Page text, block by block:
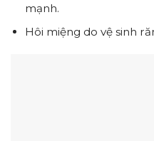
mạnh.
Hôi miệng do vệ sinh